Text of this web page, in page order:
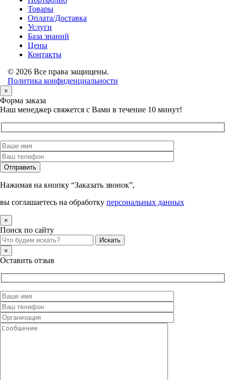
Товары
Оплата/Доставка
Услуги
База знаний
Цены
Контакты
© 2026 Все права защищены.
Политика конфиденциальности
×
Форма заказа
Наш менеджер свяжется с Вами в течение 10 минут!
Нажимая на кнопку “Заказать звонок”,
вы соглашаетесь на обработку персональных данных
×
Поиск по сайту
×
Оставить отзыв